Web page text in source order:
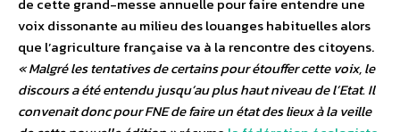
de cette grand-messe annuelle pour faire entendre une
voix dissonante au milieu des louanges habituelles alors
que l’agriculture française va à la rencontre des citoyens.
« Malgré les tentatives de certains pour étouffer cette voix, le
discours a été entendu jusqu’au plus haut niveau de l’Etat. Il
convenait donc pour FNE de faire un état des lieux à la veille